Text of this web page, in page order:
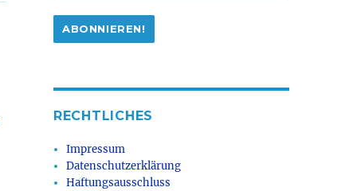
RECHTLICHES
Impressum
Datenschutzerklärung
Haftungsausschluss